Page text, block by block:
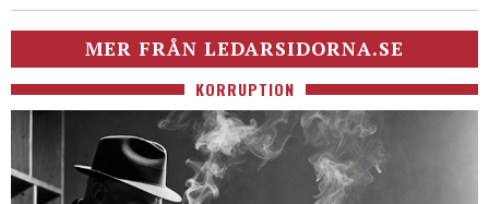
MER FRÅN LEDARSIDORNA.SE
KORRUPTION